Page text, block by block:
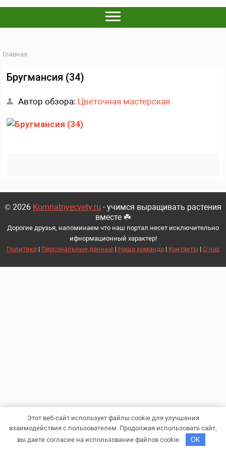
Главная
Бругмансия (34)
Автор обзора: Цветочная мастерская
© 2026 Komnatnyecvety.ru - учимся выращивать растения
вместе ☘️
Дорогие друзья, напоминаем что наш портал несет исключительно
ифнормационный характер!
Политика| Персональные данные| Наша команда| Контакты | О нас
Этот веб-сайт использует файлы cookie для улучшения
взаимодействия с пользователем. Продолжая использовать сайт,
вы даете согласие на использование файлов cookie.
OK